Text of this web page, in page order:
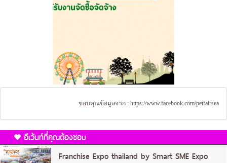
ขอบคุณข้อมูลจาก : https://www.facebook.com/petfairsea
อีเว้นท์ที่คุณต้องชอบ
Franchise Expo thailand by Smart SME Expo